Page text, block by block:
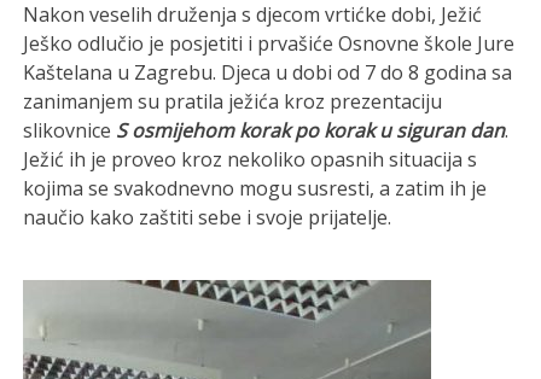
Nakon veselih druženja s djecom vrtićke dobi, Ježić
Ješko odlučio je posjetiti i prvašiće Osnovne škole Jure
Kaštelana u Zagrebu. Djeca u dobi od 7 do 8 godina sa
zanimanjem su pratila ježića kroz prezentaciju
slikovnice S osmijehom korak po korak u siguran dan.
Ježić ih je proveo kroz nekoliko opasnih situacija s
kojima se svakodnevno mogu susresti, a zatim ih je
naučio kako zaštiti sebe i svoje prijatelje.